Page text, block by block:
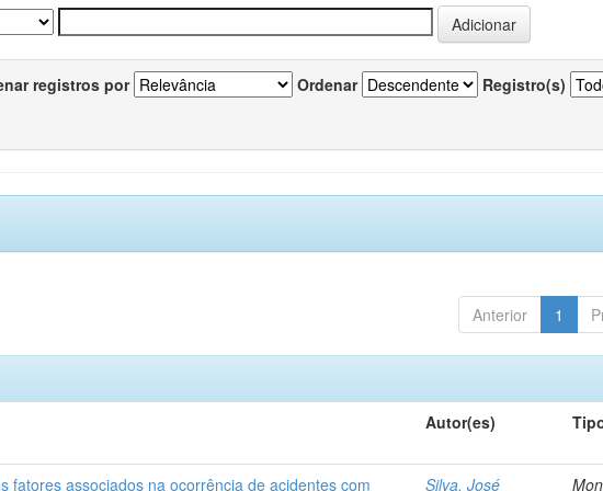
registros por Ordenar Registro(s)
Anterior 1
Autor(es)
fatores associados na ocorrência de acidentes com Silva, José